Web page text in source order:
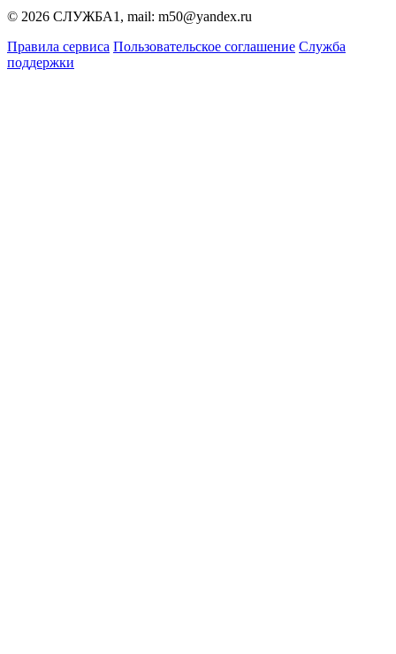
© 2026 СЛУЖБА1, mail: m50@yandex.ru
Правила сервиса Пользовательское соглашение Служба
поддержки